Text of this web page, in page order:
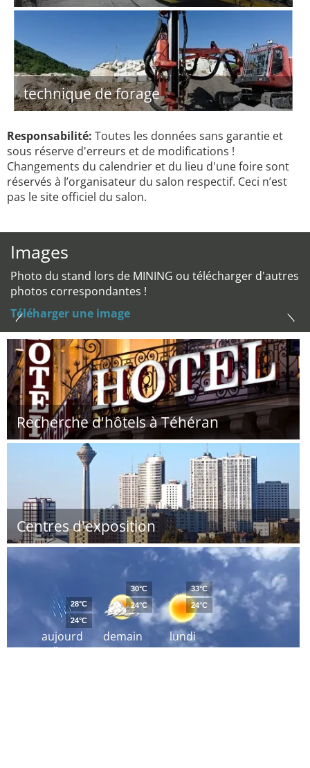
technique de forage
Responsabilité: Toutes les données sans garantie et
sous réserve d'erreurs et de modifications !
Changements du calendrier et du lieu d'une foire sont
réservés à l’organisateur du salon respectif. Ceci n’est
pas le site officiel du salon.
Images
Photo du stand lors de MINING ou télécharger d'autres
photos correspondantes !
Téléharger une image
Recherche d'hôtels à Téhéran
Centres d'exposition
aujourd
´hui
28°C
24°C
demain
30°C
24°C
lundi
33°C
24°C